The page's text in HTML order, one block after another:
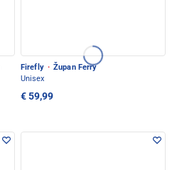
Firefly · Župan Ferry
Unisex
€ 59,99